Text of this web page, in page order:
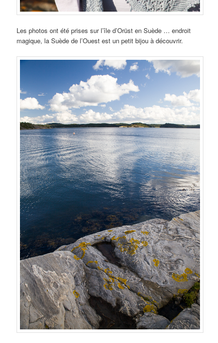
Les photos ont été prises sur l’île d’Orüst en Suède … endroit
magique, la Suède de l’Ouest est un petit bijou à découvrir.